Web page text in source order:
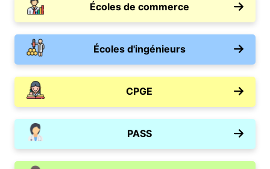
Écoles de commerce
Écoles d'ingénieurs
CPGE
PASS